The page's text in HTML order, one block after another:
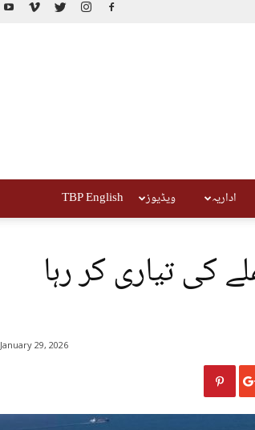
اداریہ ویڈیوز TBP English
کی تیاری کر رہا
January 29, 2026